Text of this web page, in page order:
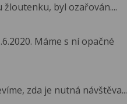
byl ozařován....
Máme s ní opačné
zda je nutná návštěva...